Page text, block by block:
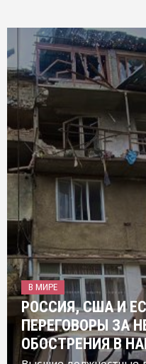
В МИРЕ
РОССИЯ, США И
ПЕРЕГОВОРЫ ЗА
ОБОСТРЕНИЯ В